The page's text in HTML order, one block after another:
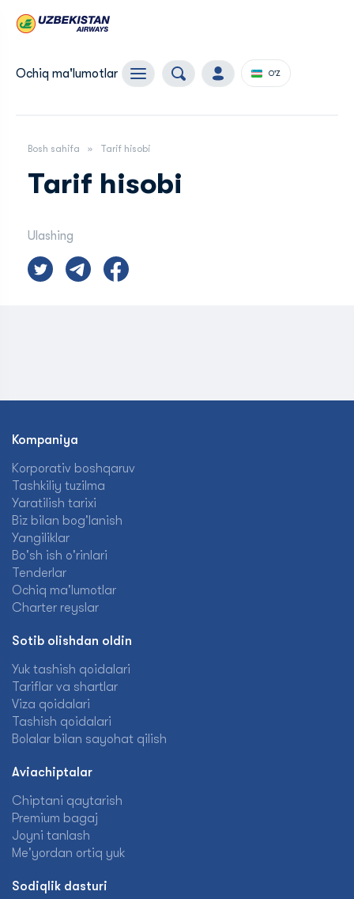
Ochiq ma'lumotlar O'Z
Bosh sahifa Tarif hisobi
Tarif hisobi
Ulashing
Kompaniya
Korporativ boshqaruv
Tashkiliy tuzilma
Yaratilish tarixi
Biz bilan bog'lanish
Yangiliklar
Bo'sh ish o'rinlari
Tenderlar
Ochiq ma'lumotlar
Charter reyslar
Sotib olishdan oldin
Yuk tashish qoidalari
Tariflar va shartlar
Viza qoidalari
Tashish qoidalari
Bolalar bilan sayohat qilish
Aviachiptalar
Chiptani qaytarish
Premium bagaj
Joyni tanlash
Me'yordan ortiq yuk
Sodiqlik dasturi